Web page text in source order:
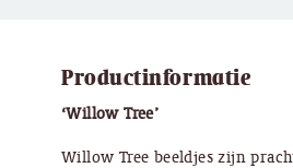
Productinformatie
‘Willow Tree’
Willow Tree beeldjes zijn